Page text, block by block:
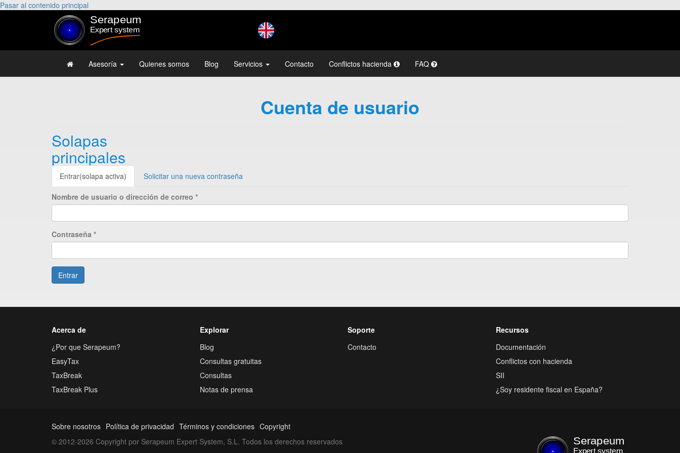
Pasar al contenido principal
Asesoría Quienes somos Blog Servicios Contacto Conflictos hacienda FAQ
Cuenta de usuario
Solapas
principales
Entrar(solapa activa) Solicitar una nueva contraseña
Nombre de usuario o dirección de correo *
Contraseña *
Entrar
Acerca de
¿Por que Serapeum?
EasyTax
TaxBreak
TaxBreak Plus
Explorar
Blog
Consultas gratuitas
Consultas
Notas de prensa
Soporte
Contacto
Recursos
Documentación
Conflictos con hacienda
SII
¿Soy residente fiscal en España?
Sobre nosotros Política de privacidad Términos y condiciones Copyright
© 2012-2026 Copyright por Serapeum Expert System, S.L. Todos los derechos reservados